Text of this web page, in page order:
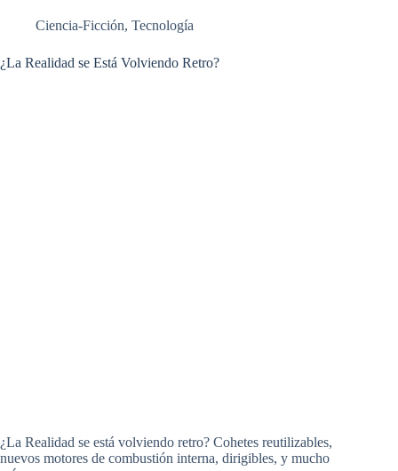
Ciencia-Ficción, Tecnología
¿La Realidad se Está Volviendo Retro?
¿La Realidad se está volviendo retro? Cohetes reutilizables,
nuevos motores de combustión interna, dirigibles, y mucho